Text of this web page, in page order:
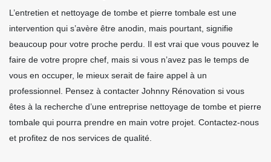
L’entretien et nettoyage de tombe et pierre tombale est une
intervention qui s’avère être anodin, mais pourtant, signifie
beaucoup pour votre proche perdu. Il est vrai que vous pouvez le
faire de votre propre chef, mais si vous n’avez pas le temps de
vous en occuper, le mieux serait de faire appel à un
professionnel. Pensez à contacter Johnny Rénovation si vous
êtes à la recherche d’une entreprise nettoyage de tombe et pierre
tombale qui pourra prendre en main votre projet. Contactez-nous
et profitez de nos services de qualité.